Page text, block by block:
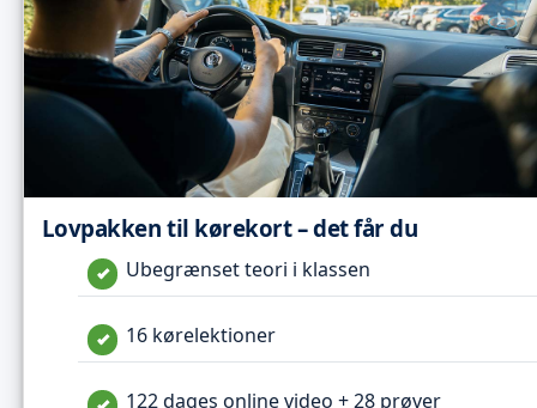
Lovpakken til kørekort – det får du
Ubegrænset teori i klassen
16 kørelektioner
122 dages online video + 28 prøver